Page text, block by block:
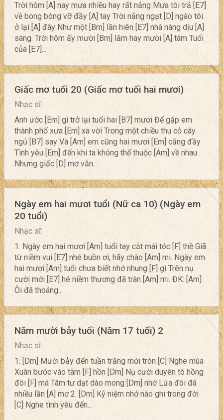
Trời hôm [A] nay mưa nhiều hay rất nắng Mưa tôi trả [E7]
về bong bóng vỡ đầy [A] tay Trời nắng ngạt [D] ngào tôi
ở lại [A] đây Như một [Bm] lần hiên [E7] nhà nàng dịu [A]
sáng. Trời hôm ấy mười [Bm] lăm hay mười [A] tám Tuổi
của [E7]...
Giấc mơ tuổi 20 (Giấc mơ tuổi hai mươi)
Nhạc sĩ:
Anh ước [Em] gì trở lại tuổi hai [B7] mươi Để gặp em
thành phố xưa [Em] xa vời Trong một chiều thu cỏ cây
ngủ [B7] say Và [Am] em cũng hai mươi [Em] căng đầy
Tình yêu [Em] đến khi ta không thể thuộc [Am] về nhau
Nhưng giấc [D] mơ vẫn...
Ngày em hai mươi tuổi (Nữ ca 10) (Ngày em
20 tuổi)
Nhạc sĩ:
1. Ngày em hai mươi [Am] tuổi tay cắt mái tóc [F] thề Giã
từ niềm vui [E7] nhé buồn ơi, hãy chào [Am] mi. Ngày em
hai mươi [Am] tuổi chưa biết nhớ nhung [F] gì Trên nụ
cười mới [E7] hé niềm thương đã tràn [Am] mi. ĐK: [Am]
Ôi đã thoáng...
Năm mười bảy tuổi (Năm 17 tuổi) 2
Nhạc sĩ:
1. [Dm] Mười bảy đến tuần trăng mới tròn [C] Nghe mùa
Xuân bước vào tâm [F] hồn [Dm] Nụ cười duyên tô hồng
đôi [F] má Tâm tư dạt dào mong [Dm] nhớ Lứa đôi đã
nhiều lần [A] mơ 2. [Dm] Kỷ niệm nhớ nào ghi trong đời
[C] Nghe tình yêu đến...